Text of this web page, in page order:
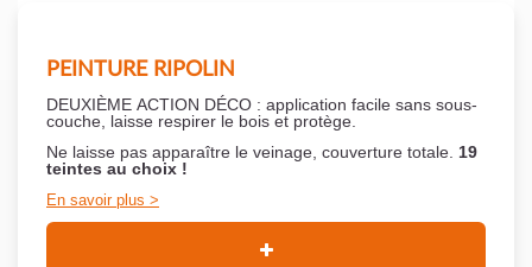
PEINTURE RIPOLIN
DEUXIÈME ACTION DÉCO : application facile sans sous-
couche, laisse respirer le bois et protège.
Ne laisse pas apparaître le veinage, couverture totale. 19
teintes au choix !
En savoir plus